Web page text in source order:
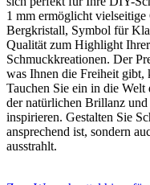
1 mm ermöglicht
Bergkristall, Symbol für
Qualität zum Highlight
Schmuckkreationen. Der
was Ihnen die Freiheit gibt,
Tauchen Sie ein in die Welt
der natürlichen Brillanz
inspirieren. Gestalten Sie
ansprechend ist, sondern
ausstrahlt.